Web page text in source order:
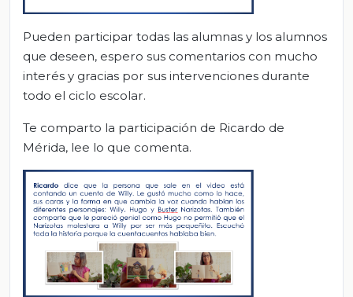
Pueden participar todas las alumnas y los alumnos
que deseen, espero sus comentarios con mucho
interés y gracias por sus intervenciones durante
todo el ciclo escolar.
Te comparto la participación de Ricardo de
Mérida, lee lo que comenta.